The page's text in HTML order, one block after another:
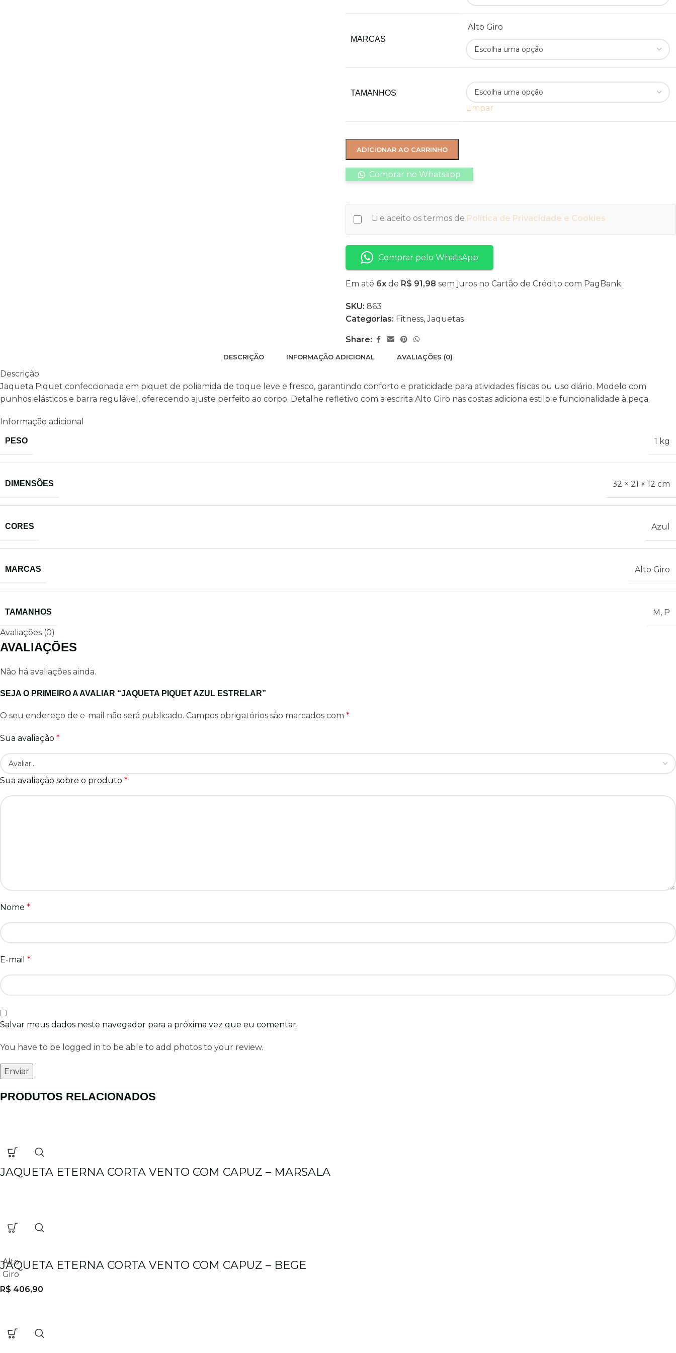
MARCAS
Alto Giro
TAMANHOS
Limpar
ADICIONAR AO CARRINHO
Comprar no Whatsapp
Li e aceito os termos de Política de Privacidade e Cookies
Comprar pelo WhatsApp
Em até 6x de R$ 91,98 sem juros no Cartão de Crédito com PagBank.
SKU: 863
Categorias: Fitness, Jaquetas
Share:
DESCRIÇÃO INFORMAÇÃO ADICIONAL AVALIAÇÕES (0)
Descrição
Jaqueta Piquet confeccionada em piquet de poliamida de toque leve e fresco, garantindo conforto e praticidade para atividades físicas ou uso diário. Modelo com
punhos elásticos e barra regulável, oferecendo ajuste perfeito ao corpo. Detalhe refletivo com a escrita Alto Giro nas costas adiciona estilo e funcionalidade à peça.
Informação adicional
PESO 1 kg
DIMENSÕES 32 × 21 × 12 cm
CORES Azul
MARCAS Alto Giro
TAMANHOS M, P
Avaliações (0)
AVALIAÇÕES
Não há avaliações ainda.
SEJA O PRIMEIRO A AVALIAR “JAQUETA PIQUET AZUL ESTRELAR”
O seu endereço de e-mail não será publicado. Campos obrigatórios são marcados com *
Sua avaliação *
Sua avaliação sobre o produto *
Nome *
E-mail *
Salvar meus dados neste navegador para a próxima vez que eu comentar.
You have to be logged in to be able to add photos to your review.
PRODUTOS RELACIONADOS
JAQUETA ETERNA CORTA VENTO COM CAPUZ – MARSALA
Alto
Giro
JAQUETA ETERNA CORTA VENTO COM CAPUZ – BEGE
R$ 406,90